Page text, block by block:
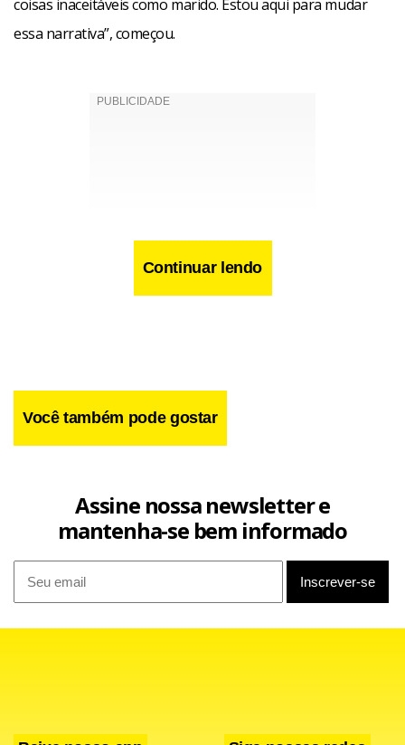
coisas inaceitáveis como marido. Estou aqui para mudar
essa narrativa”, começou.
De acordo com ele, a ideia é retomar seus laços familiares o
preciso voltar para casa. Estou fazendo de tudo para estar
A separação com Kim aconteceu em fevereiro após sete
anos. Ambos têm como filhos North West, 8, Saint, 5,
Continuar lendo
Você também pode gostar
Assine nossa newsletter e
mantenha-se bem informado